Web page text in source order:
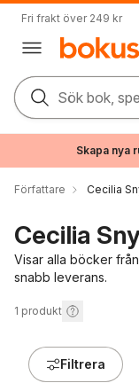
Fri frakt över 249 kr
Sök bok,
Skapa nya
Författare Cecilia
Cecilia
Visar alla böcker
snabb leverans.
1 produkt
Filtrera